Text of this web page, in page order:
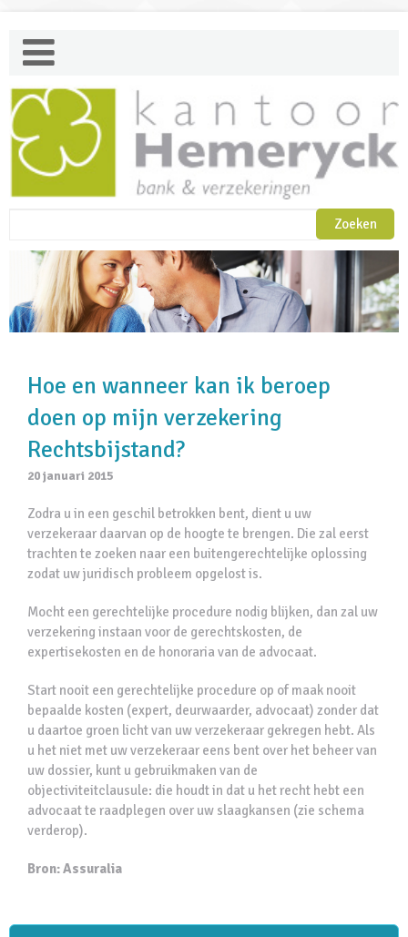
Hoe en wanneer kan ik beroep
doen op mijn verzekering
Rechtsbijstand?
20 januari 2015
Zodra u in een geschil betrokken bent, dient u uw
verzekeraar daarvan op de hoogte te brengen. Die zal eerst
trachten te zoeken naar een buitengerechtelijke oplossing
zodat uw juridisch probleem opgelost is.
Mocht een gerechtelijke procedure nodig blijken, dan zal uw
verzekering instaan voor de gerechtskosten, de
expertisekosten en de honoraria van de advocaat.
Start nooit een gerechtelijke procedure op of maak nooit
bepaalde kosten (expert, deurwaarder, advocaat) zonder dat
u daartoe groen licht van uw verzekeraar gekregen hebt. Als
u het niet met uw verzekeraar eens bent over het beheer van
uw dossier, kunt u gebruikmaken van de
objectiviteitclausule: die houdt in dat u het recht hebt een
advocaat te raadplegen over uw slaagkansen (zie schema
verderop).
Bron: Assuralia